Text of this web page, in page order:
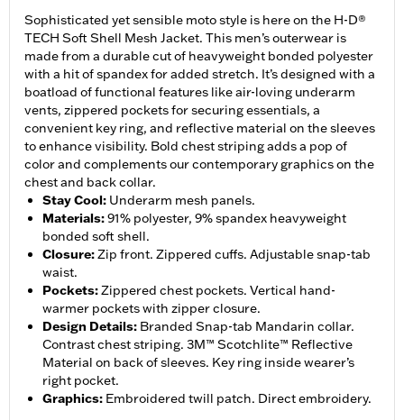
Sophisticated yet sensible moto style is here on the H-D®
TECH Soft Shell Mesh Jacket. This men’s outerwear is
made from a durable cut of heavyweight bonded polyester
with a hit of spandex for added stretch. It’s designed with a
boatload of functional features like air-loving underarm
vents, zippered pockets for securing essentials, a
convenient key ring, and reflective material on the sleeves
to enhance visibility. Bold chest striping adds a pop of
color and complements our contemporary graphics on the
chest and back collar.
Stay Cool: Underarm mesh panels.
Materials:91% polyester, 9% spandex heavyweight
bonded soft shell.
Closure:Zip front. Zippered cuffs. Adjustable snap-tab
waist.
Pockets:Zippered chest pockets. Vertical hand-
warmer pockets with zipper closure.
Design Details: Branded Snap-tab Mandarin collar.
Contrast chest striping. 3M™ Scotchlite™ Reflective
Material on back of sleeves. Key ring inside wearer’s
right pocket.
Graphics: Embroidered twill patch. Direct embroidery.